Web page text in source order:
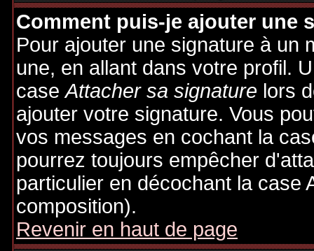
Comment puis-je ajouter une
Pour ajouter une signature à un
une, en allant dans votre profil.
caseAttacher sa signature lors
ajouter votre signature. Vous
vos messages en cochant la
pourrez toujours empêcher
particulier en décochant la case
composition).
Revenir en haut de page